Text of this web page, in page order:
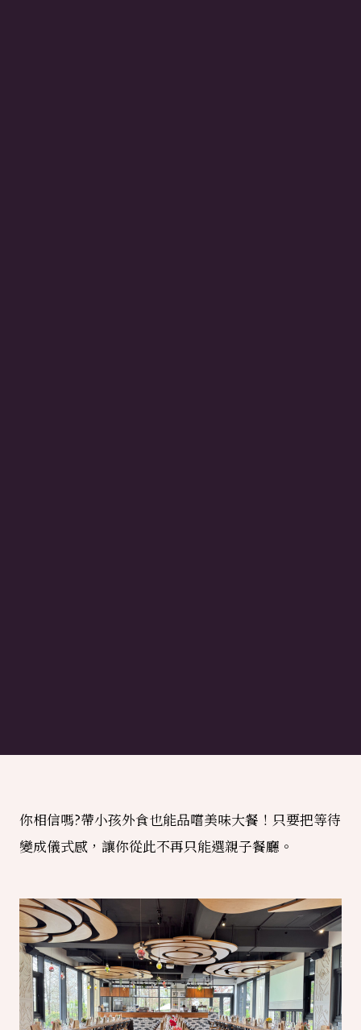
你相信嗎?帶小孩外食也能品嚐美味大餐！ 只要把等待
變成儀式感，讓你從此不再只能選親子餐廳。